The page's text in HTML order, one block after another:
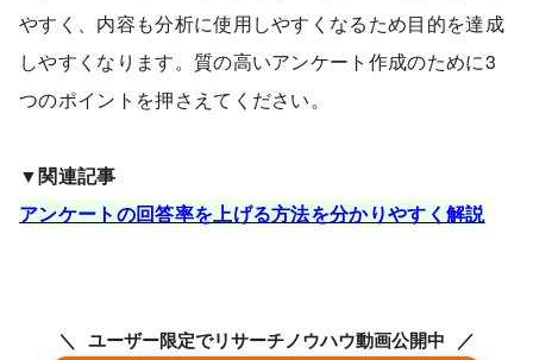
やすく、内容も分析に使用しやすくなるため目的を達成
しやすくなります。質の高いアンケート作成のために3
つのポイントを押さえてください。
▼関連記事
アンケートの回答率を上げる方法を分かりやすく解説
ユーザー限定でリサーチノウハウ動画公開中